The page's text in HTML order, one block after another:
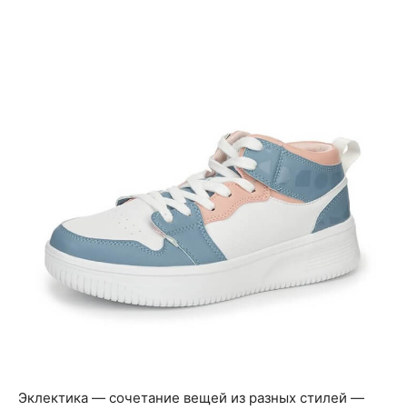
Эклектика — сочетание вещей из разных стилей —